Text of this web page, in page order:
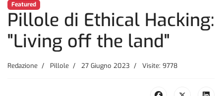
Featured
Pillole di Ethical Hacking:
"Living off the land"
Redazione Pillole 27 Giugno 2023 Visite: 9778